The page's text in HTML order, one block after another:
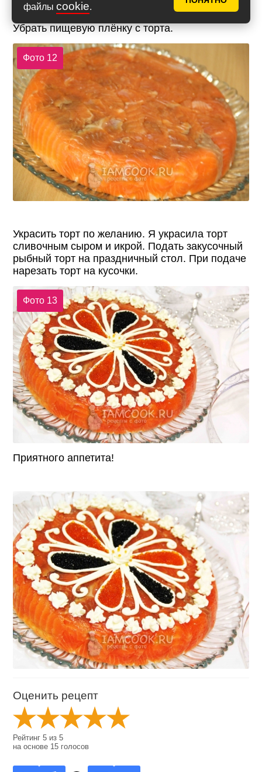
файлы cookie.
убрать пищевую плёнку. Перевернуть торт на
плоскую тарелку, аккуратно снять форму.
Убрать пищевую плёнку с торта.
Фото 12
Украсить торт по желанию. Я украсила торт
сливочным сыром и икрой. Подать закусочный
рыбный торт на праздничный стол. При подаче
нарезать торт на кусочки.
Фото 13
Приятного аппетита!
Оценить рецепт
Рейтинг5 из5
на основе 15 голосов